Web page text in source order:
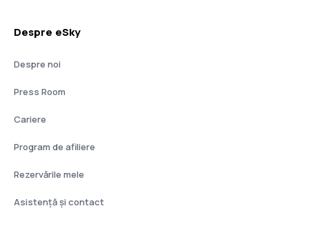
Despre eSky
Despre noi
Press Room
Cariere
Program de afiliere
Rezervările mele
Asistenţă şi contact